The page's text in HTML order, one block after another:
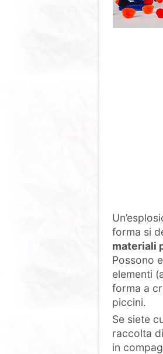
forma si
materiali
Possono
elementi
forma a
piccini.
Se siete
raccolta di
in